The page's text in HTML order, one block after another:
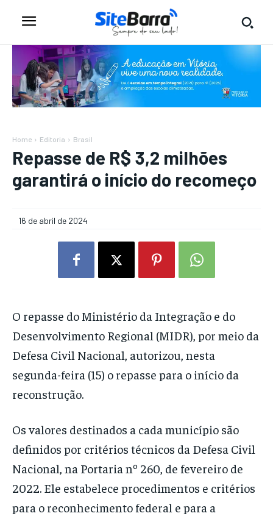
Home Editoria Brasil
Repasse de R$ 3,2 milhões
garantirá o início do recomeço
16 de abril de 2024
O repasse do Ministério da Integração e do
Desenvolvimento Regional (MIDR), por meio da
Defesa Civil Nacional, autorizou, nesta
segunda-feira (15) o repasse para o início da
reconstrução.
Os valores destinados a cada município são
definidos por critérios técnicos da Defesa Civil
Nacional, na Portaria nº 260, de fevereiro de
2022. Ele estabelece procedimentos e critérios
para o reconhecimento federal e para a